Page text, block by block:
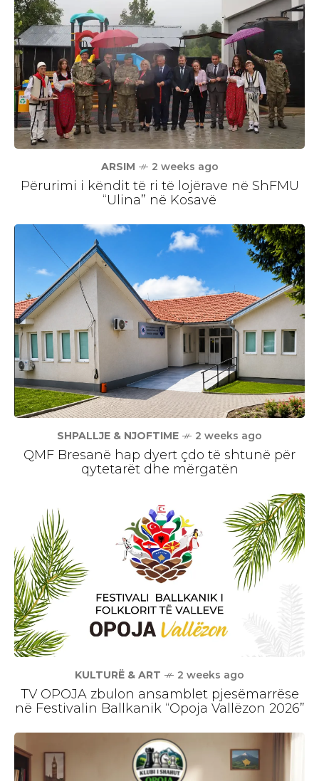
ARSIM 2 weeks ago
Përurimi i këndit të ri të lojërave në ShFMU
“Ulina” në Kosavë
SHPALLJE & NJOFTIME 2 weeks ago
QMF Bresanë hap dyert çdo të shtunë për
qytetarët dhe mërgatën
KULTURË & ART 2 weeks ago
TV OPOJA zbulon ansamblet pjesëmarrëse
në Festivalin Ballkanik “Opoja Vallëzon 2026”